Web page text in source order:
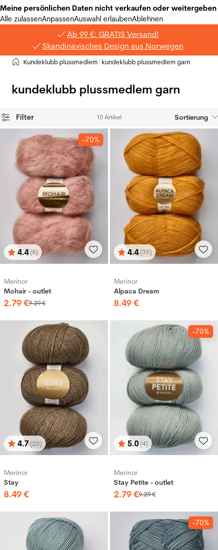
Meine persönlichen Daten nicht verkaufen oder weitergeben
Alle zulassenAnpassenAuswahl erlaubenAblehnen
Ab 99 €: GRATIS Versand!
Skandinavisches Design aus Norwegen
Privat
>Kundeklubb plussmedlem >kundeklubb plussmedlem garn
kundeklubb plussmedlem garn
Filter 10 Artikel Sortierung
Produkte
-70%
Bewertung:
4.4(8)
von 5 Sternen
Merinor
Mohair - outlet
2.79 €9.29€
Bewertung:
4.4(39)
von 5 Sternen
Merinor
Alpaca Dream
8.49 €
Bewertung:
4.7(20)
von 5 Sternen
Merinor
Stay
8.49 €
-70%
Bewertung:
5.0(4)
von 5 Sternen
Merinor
Stay Petite - outlet
2.79 €9.29€
-70%